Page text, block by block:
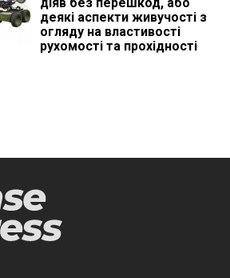
діяв без перешкод, або
деякі аспекти живучості з
огляду на властивості
рухомості та прохідності